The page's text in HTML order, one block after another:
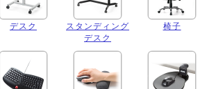
デスク
スタンディング
デスク
椅子